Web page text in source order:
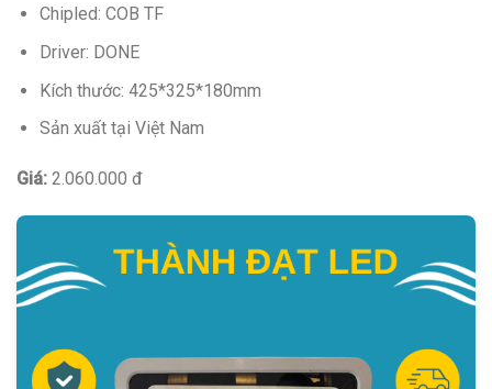
Chipled: COB TF
Driver: DONE
Kích thước: 425*325*180mm
Sản xuất tại Việt Nam
Giá: 2.060.000 đ